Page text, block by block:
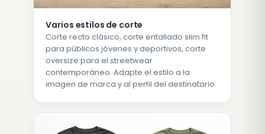
Varios estilos de corte
Corte recto clásico, corte entallado slim fit
para públicos jóvenes y deportivos, corte
oversize para el streetwear
contemporáneo. Adapte el estilo a la
imagen de marca y al perfil del destinatario.